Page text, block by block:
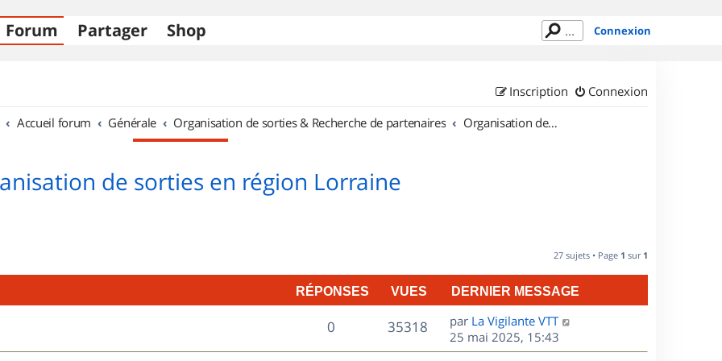
Forum Partager Shop Connexion
Connexion
Inscription
Accueil forum Générale Organisation de sorties & Recherche de partenaires Organisation de sorties en région Lorraine
de sorties en région Lorraine
27 sujets • Page 1 sur 1
RÉPONSES VUES DERNIER MESSAGE
0R
é
35318V
u
D
e
r
par La Vigilante VTT
25 mai 2025, 15:43